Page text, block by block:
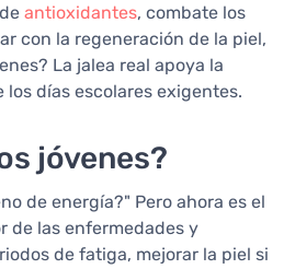
antioxidantes, combate los
con la regeneración de la piel,
La jalea real apoya la
días escolares exigentes.
jóvenes?
de energía?" Pero ahora es el
de las enfermedades y
de fatiga, mejorar la piel si